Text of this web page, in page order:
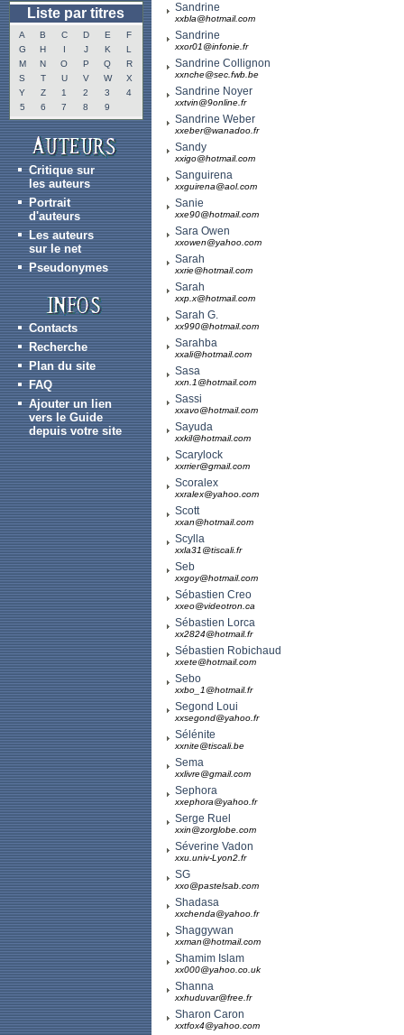
Liste par titres
A B C D E
F
G
H I J K
L
M
N O P Q
R
S
T U V W
X
Y
Z 1 2 3
4
5
6 7 8 9
Critique sur
les auteurs
Portrait
d'auteurs
Les auteurs
sur le net
Pseudonymes
Contacts
Recherche
Plan du site
FAQ
Ajouter un lien
vers le Guide
depuis votre site
Sandrine
xxbla@hotmail.com
Sandrine
xxor01@infonie.fr
Sandrine Collignon
xxnche@sec.fwb.be
Sandrine Noyer
xxtvin@9online.fr
Sandrine Weber
xxeber@wanadoo.fr
Sandy
xxigo@hotmail.com
Sanguirena
xxguirena@aol.com
Sanie
xxe90@hotmail.com
Sara Owen
xxowen@yahoo.com
Sarah
xxrie@hotmail.com
Sarah
xxp.x@hotmail.com
Sarah G.
xx990@hotmail.com
Sarahba
xxali@hotmail.com
Sasa
xxn.1@hotmail.com
Sassi
xxavo@hotmail.com
Sayuda
xxkil@hotmail.com
Scarylock
xxrrier@gmail.com
Scoralex
xxralex@yahoo.com
Scott
xxan@hotmail.com
Scylla
xxla31@tiscali.fr
Seb
xxgoy@hotmail.com
Sébastien Creo
xxeo@videotron.ca
Sébastien Lorca
xx2824@hotmail.fr
Sébastien Robichaud
xxete@hotmail.com
Sebo
xxbo_1@hotmail.fr
Segond Loui
xxsegond@yahoo.fr
Sélénite
xxnite@tiscali.be
Sema
xxlivre@gmail.com
Sephora
xxephora@yahoo.fr
Serge Ruel
xxin@zorglobe.com
Séverine Vadon
xxu.univ-Lyon2.fr
SG
xxo@pastelsab.com
Shadasa
xxchenda@yahoo.fr
Shaggywan
xxman@hotmail.com
Shamim Islam
xx000@yahoo.co.uk
Shanna
xxhuduvar@free.fr
Sharon Caron
xxtfox4@yahoo.com